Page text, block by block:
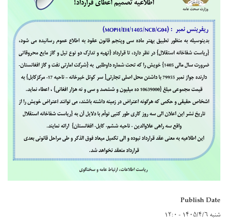
Publish Date
شنبه ۱۴۰۵/۴/۶ - ۱۲:۰